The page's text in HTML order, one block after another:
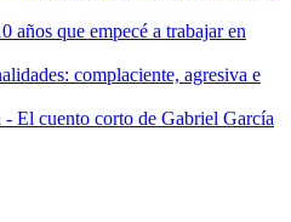
años que empecé a trabajar en
complaciente, agresiva e
El cuento corto de Gabriel García